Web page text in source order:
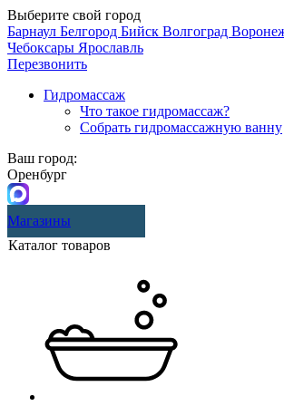
Выберите свой город
Барнаул Белгород Бийск Волгоград
Чебоксары Ярославль
Перезвонить
Гидромассаж
Что такое гидромассаж?
Собрать гидромассажную ванну
Ваш город:
Оренбург
Магазины
Каталог товаров